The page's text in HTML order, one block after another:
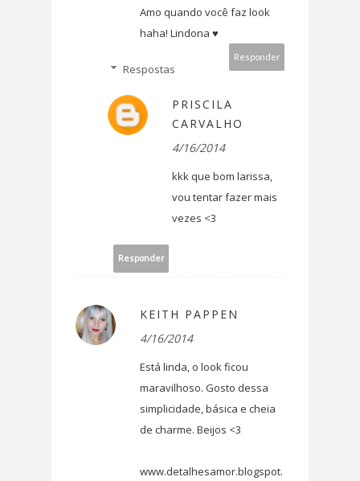
Amo quando você faz look
haha! Lindona ♥
Responder
Respostas
PRISCILA
CARVALHO
4/16/2014
kkk que bom larissa,
vou tentar fazer mais
vezes <3
Responder
KEITH PAPPEN
4/16/2014
Está linda, o look ficou
maravilhoso. Gosto dessa
simplicidade, básica e cheia
de charme. Beijos <3
www.detalhesamor.blogspot.